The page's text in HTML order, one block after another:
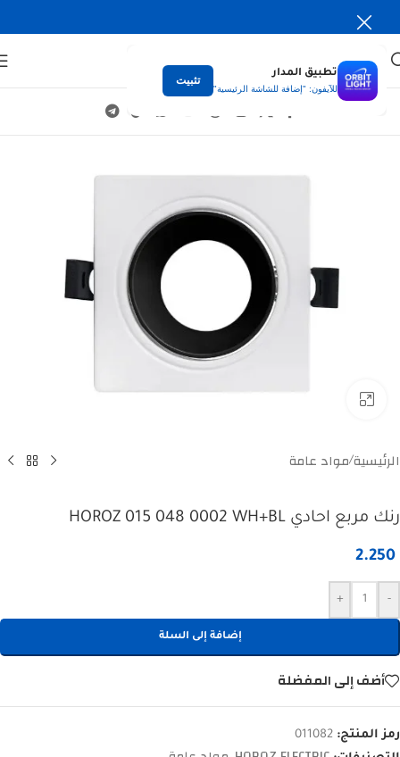
تطبيق المدار
للآيفون: "إضافة للشاشة الرئيسية"
تثبيت
Click to enlarge
الرئيسية/مواد عامة
رنك مربع احادي HOROZ 015 048 0002 WH+BL
2.250
-
+
إضافة إلى السلة
أضف إلى المفضلة
رمز المنتج: 011082